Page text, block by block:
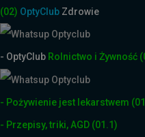
(02) OptyClub Zdrowie
- OptyClub Rolnictwo i Żywność
- Pożywienie jest lekarstwem
- Przepisy, triki, AGD (01.1)